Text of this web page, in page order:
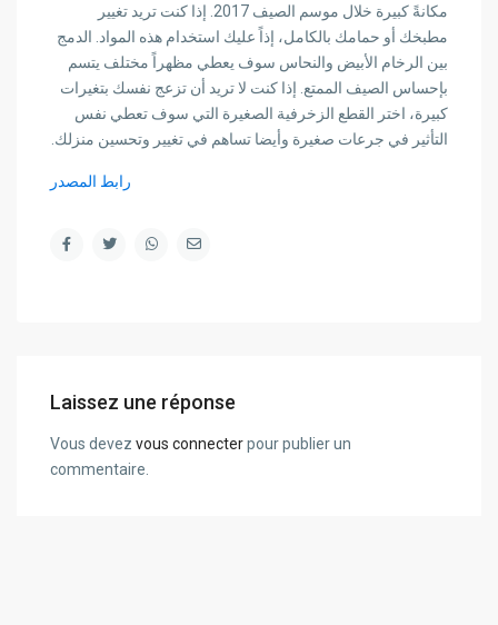
مكانةً كبيرة خلال موسم الصيف 2017. إذا كنت تريد تغيير
مطبخك أو حمامك بالكامل، إذاً عليك استخدام هذه المواد. الدمج
بين الرخام الأبيض والنحاس سوف يعطي مظهراً مختلف يتسم
بإحساس الصيف الممتع. إذا كنت لا تريد أن تزعج نفسك بتغيرات
كبيرة، اختر القطع الزخرفية الصغيرة التي سوف تعطي نفس
التأثير في جرعات صغيرة وأيضا تساهم في تغيير وتحسين منزلك.
رابط المصدر
Laissez une réponse
Vous devezvous connecterpour publier un
commentaire.